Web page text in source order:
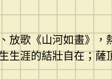
放歌《山河如畫》
生涯的結壯自在；